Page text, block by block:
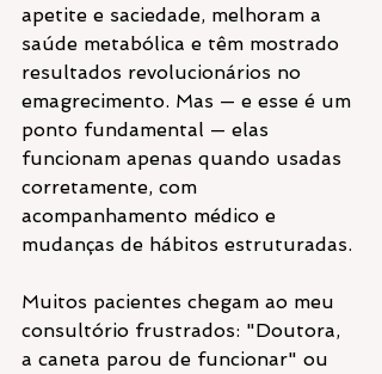
apetite e saciedade, melhoram a
saúde metabólica e têm mostrado
resultados revolucionários no
emagrecimento. Mas — e esse é um
ponto fundamental — elas
funcionam apenas quando usadas
corretamente, com
acompanhamento médico e
mudanças de hábitos estruturadas.
Muitos pacientes chegam ao meu
consultório frustrados: "Doutora,
a caneta parou de funcionar" ou